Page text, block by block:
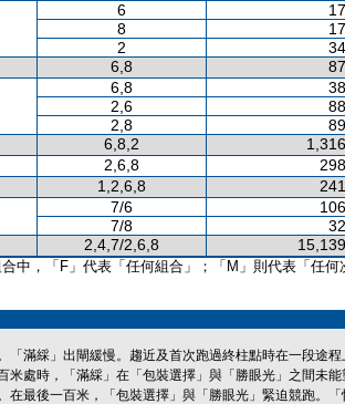
6
8
2
6,8
6,8
2,6
2,8
6,8,2
2,6,8
1,2,6,8
7/6
7/8
2,4,7/2,6,8
中，「F」代表「任何組合」；「M」則代表「任何
「滿綵」出閘緩慢。趨近及首次跑過終柱點時在一段途
米處時，「滿綵」在「包裝選擇」與「勝眼光」之間未
在最後一百米，「包裝選擇」與「勝眼光」緊迫競跑。